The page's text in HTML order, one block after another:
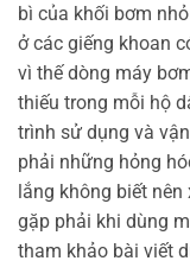
bì của khối bơm
ở các giếng khoan
vì thế dòng máy
thiếu trong mỗi hộ
trình sử dụng và
phải những hỏng
lắng không biết
gặp phải khi dùng
tham khảo bài viết